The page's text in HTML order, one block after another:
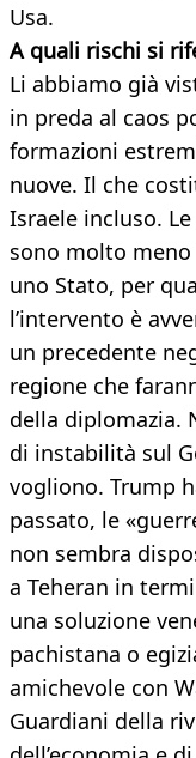
Usa.
A quali rischi si
Li abbiamo già
in preda al caos
formazioni
nuove. Il che
Israele incluso.
sono molto
uno Stato, per
l’intervento è
un precedente
regione che
della diplomazia.
di instabilità sul
vogliono. Trump
passato, le
non sembra
a Teheran in
una soluzione
pachistana o
amichevole con
Guardiani della